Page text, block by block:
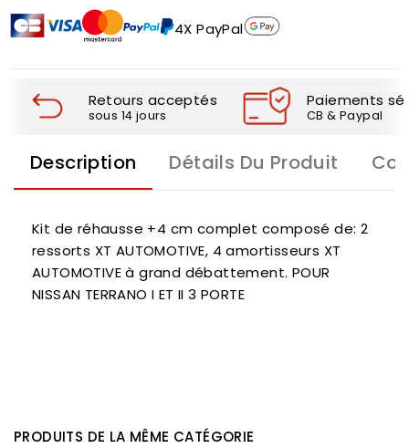
4X PayPal
Retours acceptés
sous 14 jours
Paiements
CB & Paypal
Description Détails Du Produit
Kit de réhausse +4 cm complet composé de: 2
ressorts XT AUTOMOTIVE, 4 amortisseurs XT
AUTOMOTIVE à grand débattement. POUR
NISSAN TERRANO I ET II 3 PORTE
PRODUITS DE LA MÊME CATÉGORIE